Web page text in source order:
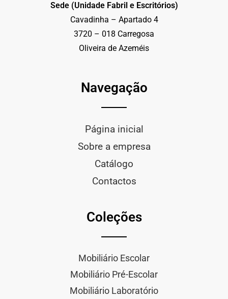
Sede (Unidade Fabril e Escritórios)
Cavadinha – Apartado 4
3720 – 018 Carregosa
Oliveira de Azeméis
Navegação
Página inicial
Sobre a empresa
Catálogo
Contactos
Coleções
Mobiliário Escolar
Mobiliário Pré-Escolar
Mobiliário Laboratório